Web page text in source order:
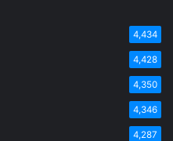
4,434
4,428
4,350
4,346
4,287